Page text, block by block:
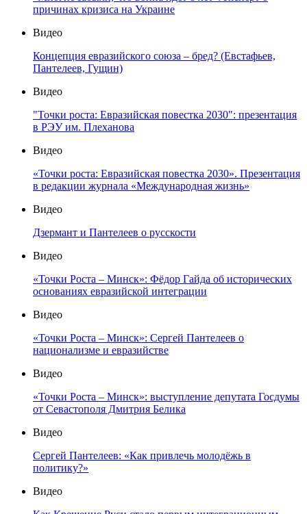
причинах кризиса на Украине
Видео
Концепция евразийского союза – бред? (Евстафьев,
Пантелеев, Гущин)
Видео
"Точки роста: Евразийская повестка 2030": презентация
в РЭУ им. Плеханова
Видео
«Точки роста: Евразийская повестка 2030». Презентация
в редакции журнала «Международная жизнь»
Видео
Дзермант и Пантелеев о русскости
Видео
«Точки Роста – Минск»: Фёдор Гайда об исторических
основаниях евразийской интеграции
Видео
«Точки Роста – Минск»: Сергей Пантелеев о
национализме и евразийстве
Видео
«Точки Роста – Минск»: выступление депутата Госдумы
от Севастополя Дмитрия Белика
Видео
Сергей Пантелеев: «Как привлечь молодёжь в
политику?»
Видео